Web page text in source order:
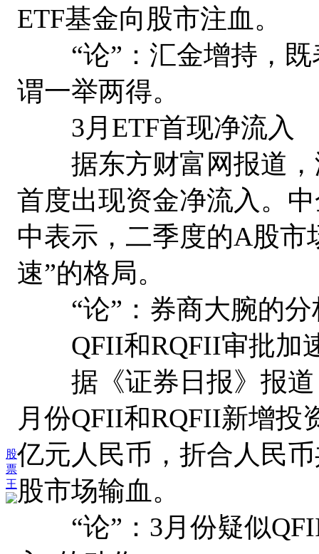
股
票
王
ETF基金向股市注血。
“论”：汇金增持，既
谓一举两得。
3月ETF首现净流入
据东方财富网报道，
首度出现资金净流入。
中表示，二季度的A股市
速”的格局。
“论”：券商大腕的分
QFII和RQFII审批加
据《证券日报》报道
月份QFII和RQFII新增投
亿元人民币，折合人民
股市场输血。
“论”：3月份疑似QFII